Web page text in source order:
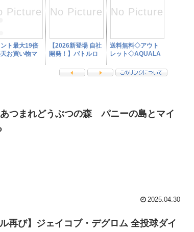
つまれどうぶつの森 パニーの島とマイ
2025.04.30
ル再び】ジェイコブ・デグロム 全投球ダイ